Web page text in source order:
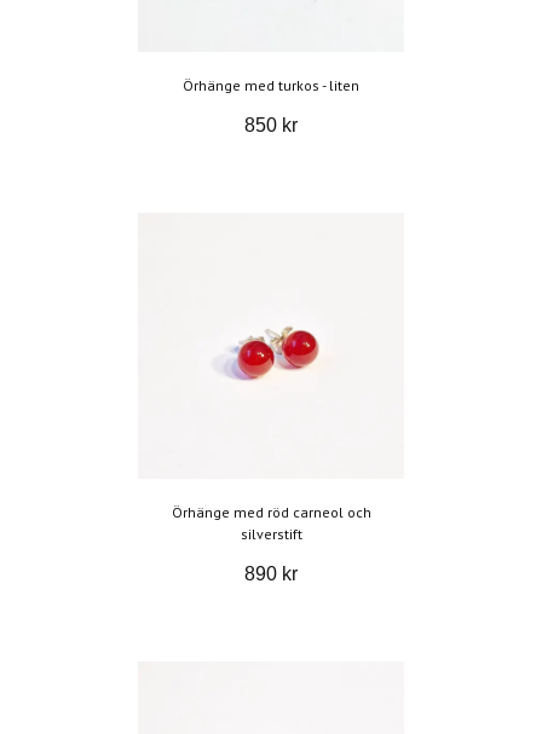
Örhänge med turkos - liten
850 kr
Örhänge med röd carneol och
silverstift
890 kr